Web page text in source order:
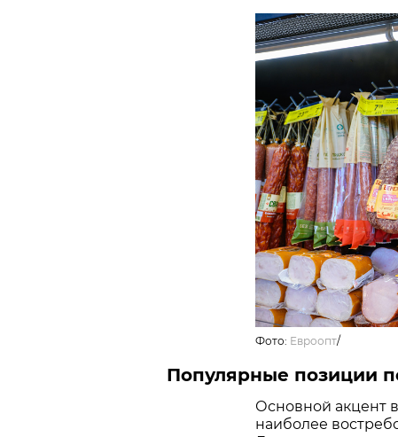
Фото: Евроопт/
Популярные позиции
Основной акцент
наиболее